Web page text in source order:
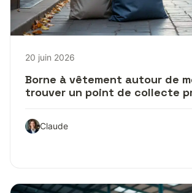
20 juin 2026
Borne à vêtement autour de
trouver un point de collecte
Claude